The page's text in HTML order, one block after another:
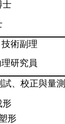
士
術副理
研究員
、校正與量測
形
形